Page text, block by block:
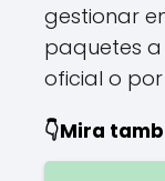
gestionar
paquetes
oficial o
👇Mira